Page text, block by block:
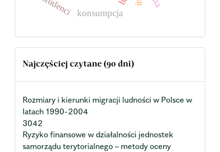
konsumpcja
studenci
Najczęściej czytane (90 dni)
Rozmiary i kierunki migracji ludności w Polsce w
latach 1990-2004
3042
Ryzyko finansowe w działalności jednostek
samorządu terytorialnego – metody oceny